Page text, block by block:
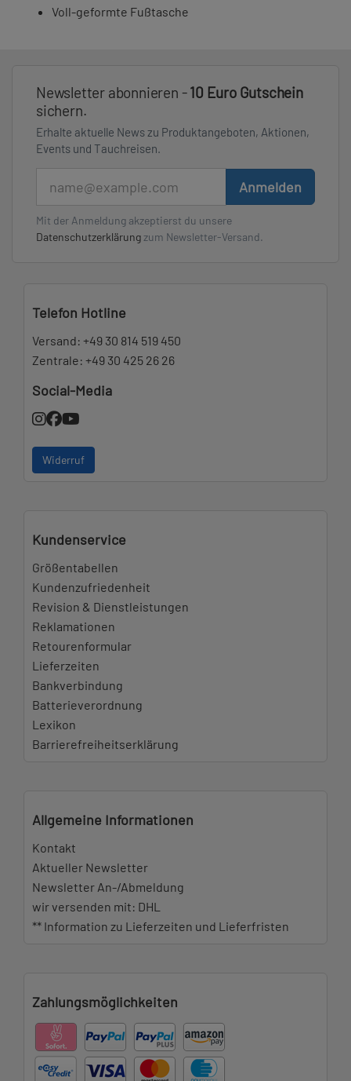
Voll-geformte Fußtasche
Newsletter abonnieren -10 Euro Gutschein
sichern.
Erhalte aktuelle News zu Produktangeboten, Aktionen,
Events und Tauchreisen.
Anmelden
Mit der Anmeldung akzeptierst du unsere
Datenschutzerklärung zum Newsletter-Versand.
Telefon Hotline
Versand: +49 30 814 519 450
Zentrale: +49 30 425 26 26
Social-Media
Widerruf
Kundenservice
Größentabellen
Kundenzufriedenheit
Revision & Dienstleistungen
Reklamationen
Retourenformular
Lieferzeiten
Bankverbindung
Batterieverordnung
Lexikon
Barrierefreiheitserklärung
Allgemeine Informationen
Kontakt
Aktueller Newsletter
Newsletter An-/Abmeldung
wir versenden mit: DHL
** Information zu Lieferzeiten und Lieferfristen
Zahlungsmöglichkeiten